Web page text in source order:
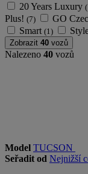
20 Years Luxury
Plus! (7) GO
Smart (1)
Zobrazit 40 vozů
Nalezeno 40 vozů
Model TUCSON
Seřadit od Nejnižší